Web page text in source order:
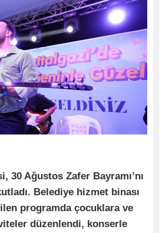
30 Ağustos Zafer Bayramı’nı
Belediye hizmet binası
programda çocuklara ve
düzenlendi, konserle